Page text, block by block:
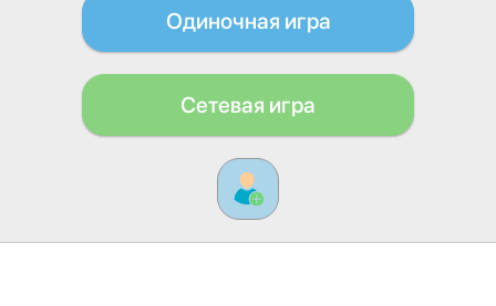
Одиночная игра
Сетевая игра